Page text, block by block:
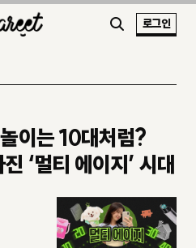
로그인
이는 10대처럼?
‘멀티 에이지’ 시대